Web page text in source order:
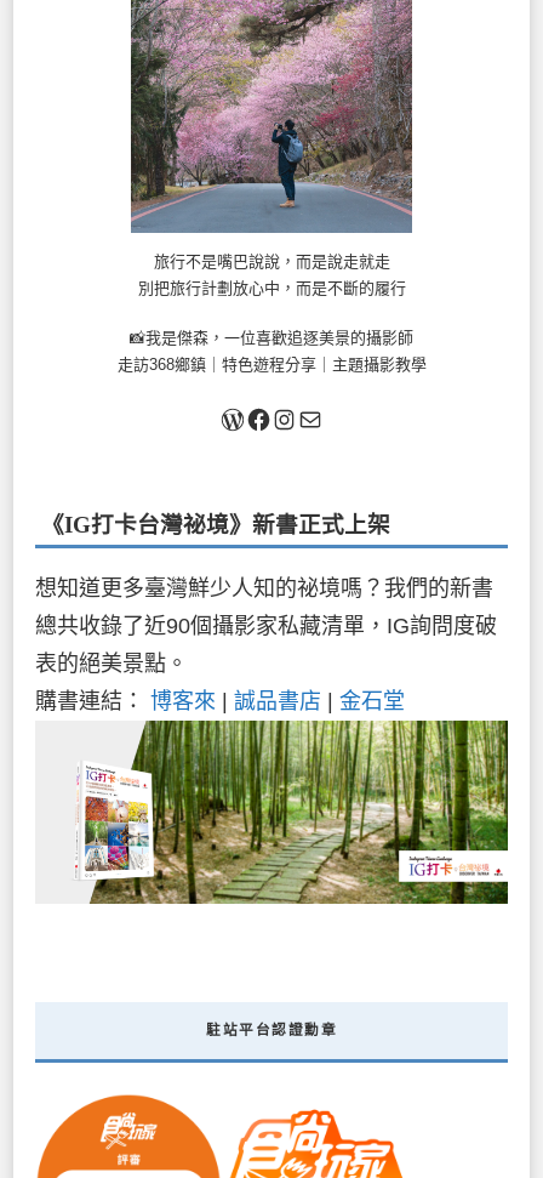
旅行不是嘴巴說說，而是說走就走
別把旅行計劃放心中，而是不斷的履行
📸我是傑森，一位喜歡追逐美景的攝影師
走訪368鄉鎮｜特色遊程分享｜主題攝影教學
關於我Facebook
Instagram
《IG打卡台灣祕境》新書正式上架
想知道更多臺灣鮮少人知的祕境嗎？我們的新書
總共收錄了近90個攝影家私藏清單，IG詢問度破
表的絕美景點。
購書連結： 博客來 | 誠品書店 | 金石堂
駐站平台認證勳章